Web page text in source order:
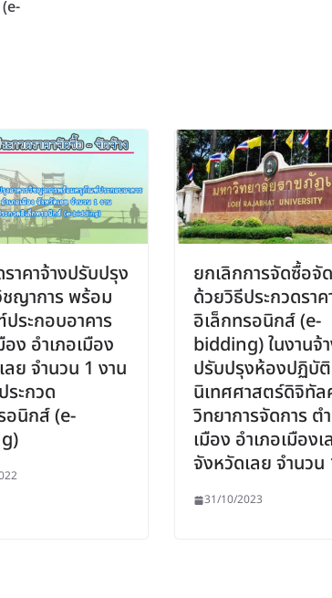
าคาจ้างปรับปรุง
ชญาการ พร้อม
ระกอบอาคาร
ง อำเภอเมือง
ย จำนวน 1 งาน
ระกวด
อนิกส์ (e-
ยกเลิกการจัดซื้อจั
ด้วยวิธีประกวดราค
อิเล็กทรอนิกส์ (e-
bidding) ในงานจ้
ปรับปรุงห้องปฏิบั
นิเทศศาสตร์ดิจิทั
วิทยาการจัดการ ต
เมือง อำเภอเมืองเ
จังหวัดเลย จำนวน
31/10/2023